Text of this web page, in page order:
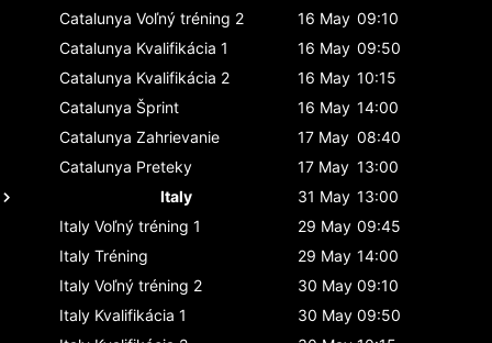
Catalunya Voľný tréning 2 16 May 09:10
Catalunya Kvalifikácia 1 16 May 09:50
Catalunya Kvalifikácia 2 16 May 10:15
Catalunya Šprint 16 May 14:00
Catalunya Zahrievanie 17 May 08:40
Catalunya Preteky 17 May 13:00
Italy
31 May 13:00
Italy Voľný tréning 1 29 May 09:45
Italy Tréning 29 May 14:00
Italy Voľný tréning 2 30 May 09:10
Italy Kvalifikácia 1 30 May 09:50